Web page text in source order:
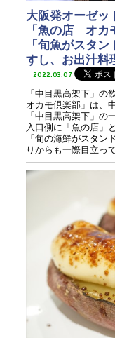
大阪発オーゼッ
「魚の店 オカ
「旬魚がスタ
すし、お出汁料
2022.03.07
「中目黒高架下」
オカモ倶楽部」は、
「中目黒高架下」の
入口側に「魚の店」
「旬の海鮮がスタン
りからも一際目立っ